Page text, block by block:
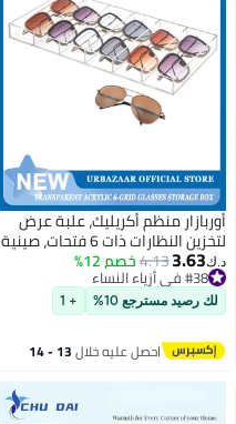
أوربازار منظم أكريليك، علبة عرض
لتخزين النظارات ذات 6 فتحات، صينية
تنظيم درج النظارات قابلة للتكديس
د.ك‏3.63
4.13خصم 12% #38 في أزياء النساء
بتخلّص بسرعة
#38 في أزياء النساء
لك رصيد مسترجع 10% + 1
احصل عليه خلال 13 - 14